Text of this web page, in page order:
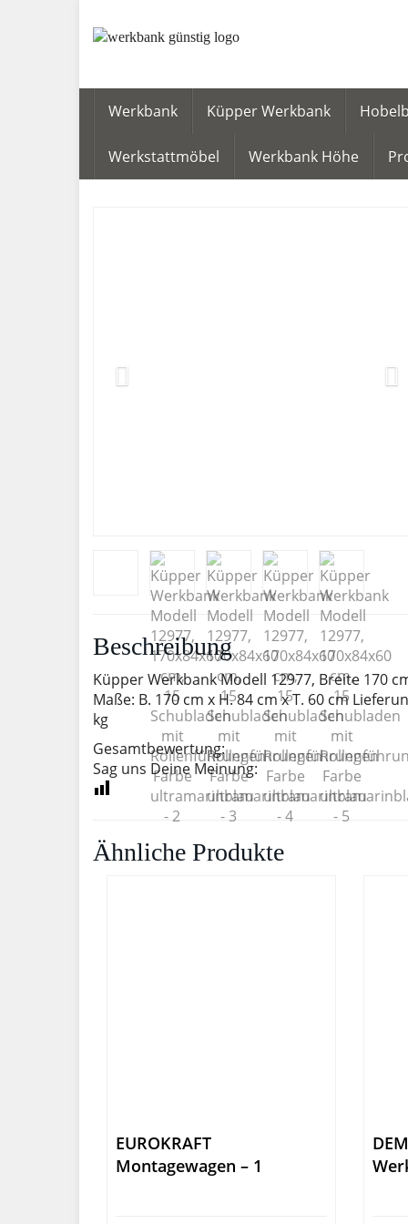
Werkbank Küpper Werkbank
Werkstattmöbel Werkbank Höhe
Beschreibung
Küpper Werkbank Modell 12977, Breite 170
Maße: B. 170 cm x H. 84 cm x T. 60 cm
kg
Gesamtbewertung:
Sag uns Deine Meinung:
Ähnliche Produkte
EUROKRAFT
Montagewagen – 1